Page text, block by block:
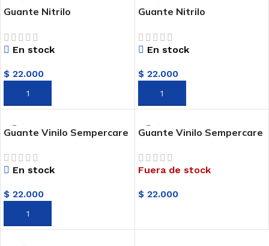
Guante Nitrilo
X 100 U New Stetic
En stock
$ 22.000
AÑADIR AL CARRITO
Guante Nitrilo
X 100 U New Stetic
En stock
$22.000
AÑADIR AL CARRITO
Guante Vinilo Sempercare
En stock
$ 22.000
AÑADIR AL CARRITO
Guante Vinilo Sempercare
Stetic
Fuera de stock
$22.000